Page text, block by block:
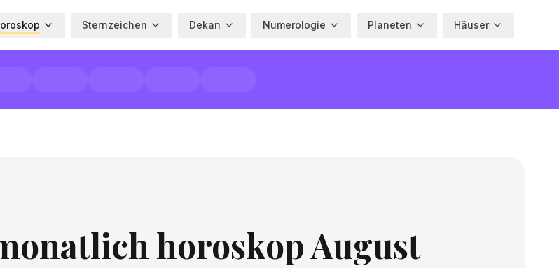
Sternzeichen Dekan Numerologie Planeten Häuser
horoskop August